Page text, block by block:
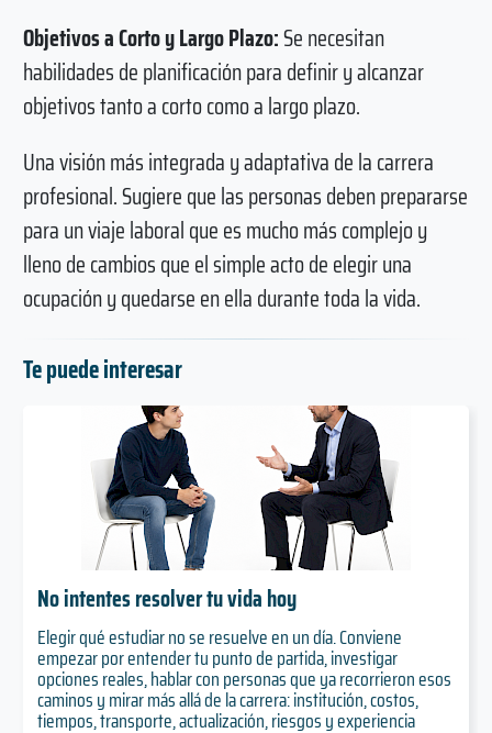
Objetivos a Corto y Largo Plazo:Se necesitan
habilidades de planificación para definir y alcanzar
objetivos tanto a corto como a largo plazo.
Una visión más integrada y adaptativa de la carrera
profesional. Sugiere que las personas deben prepararse
para un viaje laboral que es mucho más complejo y
lleno de cambios que el simple acto de elegir una
ocupación y quedarse en ella durante toda la vida.
Te puede interesar
No intentes resolver tu vida hoy
Elegir qué estudiar no se resuelve en un día. Conviene
empezar por entender tu punto de partida, investigar
opciones reales, hablar con personas que ya recorrieron esos
caminos y mirar más allá de la carrera: institución, costos,
tiempos, transporte, actualización, riesgos y experiencia